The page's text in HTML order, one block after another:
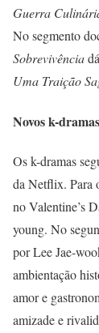
Guerra
No segmento
Sobrevivência
Uma Traição
Novos k-
Os k-dramas
da Netflix. Para
no Valentine’s
young. No
por Lee Jae-
ambientação
amor e
amizade e